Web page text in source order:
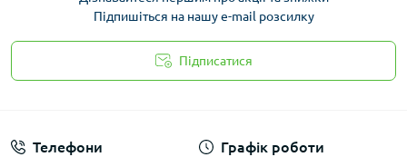
Підпишіться на нашу e-mail розсилку
Підписатися
Телефони Графік роботи